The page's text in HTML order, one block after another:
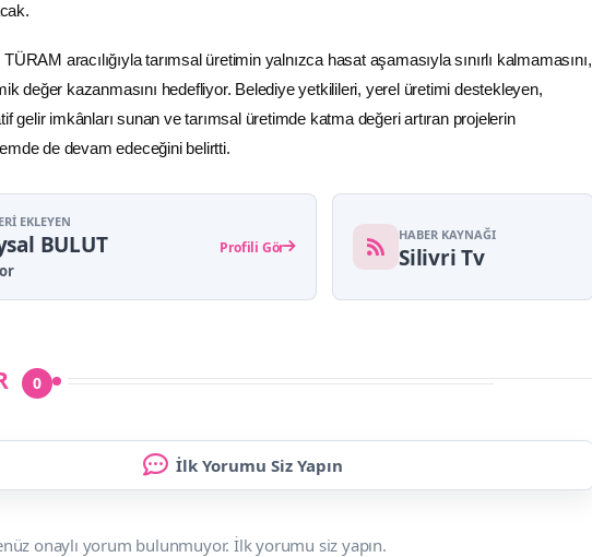
aracılığıyla tarımsal üretimin yalnızca hasat aşamasıyla sınırlı kalmamasını,
değer kazanmasını hedefliyor. Belediye yetkilileri, yerel üretimi destekleyen,
gelir imkânları sunan ve tarımsal üretimde katma değeri artıran projelerin
de devam edeceğini belirtti.
EKLEYEN
BULUT Profili Gör
HABER KAYNAĞI
Silivri Tv
0
İlk Yorumu Siz Yapın
onaylı yorum bulunmuyor. İlk yorumu siz yapın.